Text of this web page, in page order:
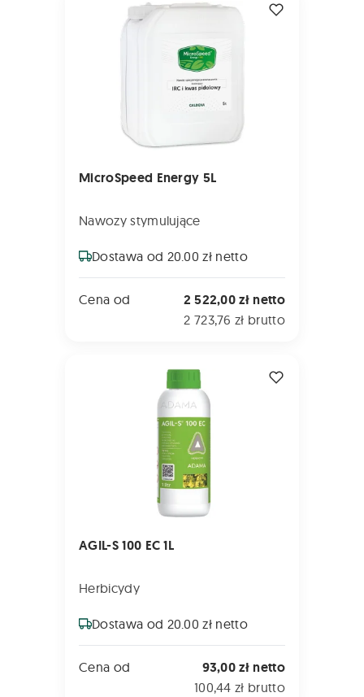
MicroSpeed Energy 5L
Nawozy stymulujące
Dostawa od 20.00 zł netto
Cena od 2 522,00 zł netto
2 723,76 zł brutto
AGIL-S 100 EC 1L
Herbicydy
Dostawa od 20.00 zł netto
Cena od 93,00 zł netto
100,44 zł brutto